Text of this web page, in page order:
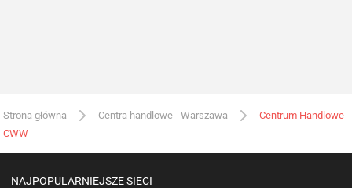
Strona główna Centra handlowe - Warszawa
Centrum Handlowe
CWW
NAJPOPULARNIEJSZE SIECI